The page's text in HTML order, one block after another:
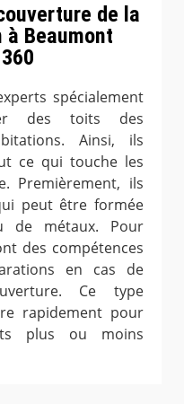
de la
Beaumont
spécialement
des toits des
Ainsi, ils
ce qui touche les
Premièrement, ils
peut être formée
de métaux. Pour
des compétences
en cas de
Ce type
rapidement pour
plus ou moins